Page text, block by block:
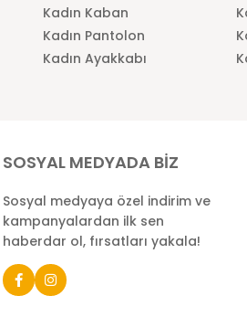
Kadın Kaban
Kadın Pantolon
Kadın Ayakkabı
SOSYAL MEDYADA BİZ
Sosyal medyaya özel indirim ve
kampanyalardan ilk sen
haberdar ol, fırsatları yakala!